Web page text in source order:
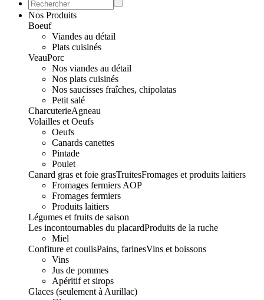
Nos Produits
Boeuf
Viandes au détail
Plats cuisinés
VeauPorc
Nos viandes au détail
Nos plats cuisinés
Nos saucisses fraîches, chipolatas
Petit salé
CharcuterieAgneau
Volailles et Oeufs
Oeufs
Canards canettes
Pintade
Poulet
Canard gras et foie grasTruitesFromages et produits laitiers
Fromages fermiers AOP
Fromages fermiers
Produits laitiers
Légumes et fruits de saison
Les incontournables du placardProduits de la ruche
Miel
Confiture et coulisPains, farinesVins et boissons
Vins
Jus de pommes
Apéritif et sirops
Glaces (seulement à Aurillac)